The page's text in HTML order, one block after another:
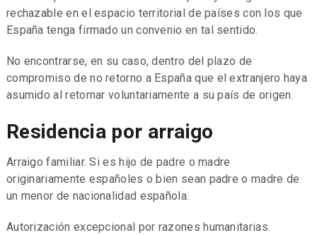
rechazable en el espacio territorial de países con los que
España tenga firmado un convenio en tal sentido.
No encontrarse, en su caso, dentro del plazo de
compromiso de no retorno a España que el extranjero haya
asumido al retornar voluntariamente a su país de origen.
Residencia por arraigo
Arraigo familiar. Si es hijo de padre o madre
originariamente españoles o bien sean padre o madre de
un menor de nacionalidad española.
Autorización excepcional por razones humanitarias.